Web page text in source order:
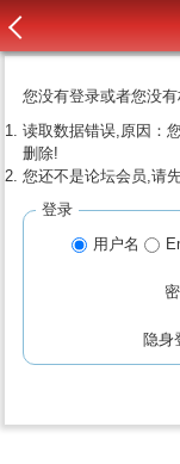
您没有登录或者您没
读取数据错误,原因：
删除!
您还不是论坛会员,请
登录
用户名
隐身